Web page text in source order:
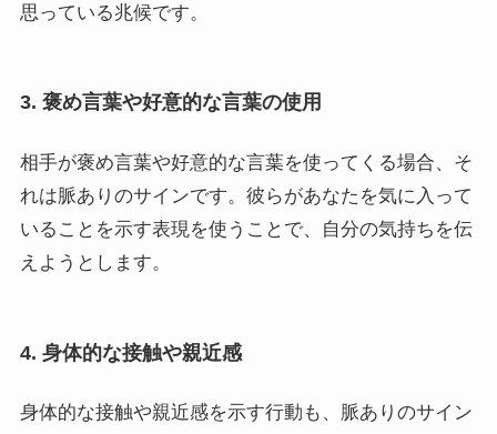
思っている兆候です。
3. 褒め言葉や好意的な言葉の使用
相手が褒め言葉や好意的な言葉を使ってくる場合、そ
れは脈ありのサインです。彼らがあなたを気に入って
いることを示す表現を使うことで、自分の気持ちを伝
えようとします。
4. 身体的な接触や親近感
身体的な接触や親近感を示す行動も、脈ありのサイン